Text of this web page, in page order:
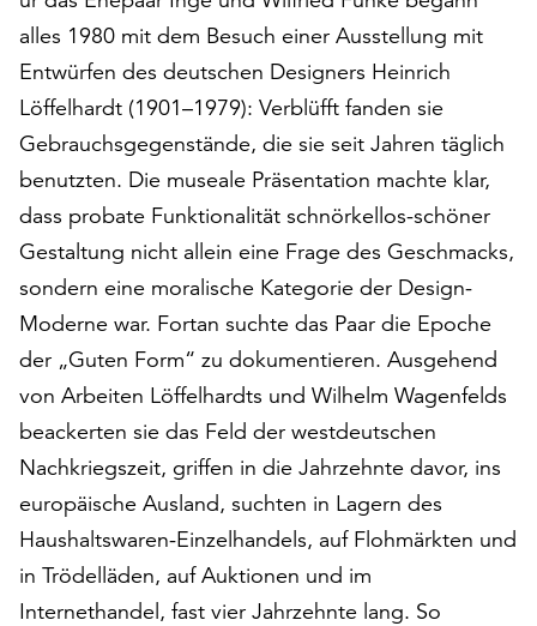
auf
„Alle
akzeptieren“,
um
alle
zu
akzeptieren.
Sie
können
Ihr
Einverständnis
jederzeit
ändern
und
widerrufen.
Dafür
Ihnen
am
Ende
der
alles 1980 mit dem Besuch einer Ausstellung mit
Entwürfen des deutschen Designers Heinrich
Löffelhardt (1901–1979): Verblüfft fanden sie
Gebrauchsgegenstände, die sie seit Jahren täglich
benutzten. Die museale Präsentation machte klar,
dass probate Funktionalität schnörkellos-schöner
Gestaltung nicht allein eine Frage des Geschmacks,
sondern eine moralische Kategorie der Design-
Moderne war. Fortan suchte das Paar die Epoche
der „Guten Form“ zu dokumentieren. Ausgehend
von Arbeiten Löffelhardts und Wilhelm Wagenfelds
beackerten sie das Feld der westdeutschen
Nachkriegszeit, griffen in die Jahrzehnte davor, ins
europäische Ausland, suchten in Lagern des
Haushaltswaren-Einzelhandels, auf Flohmärkten und
in Trödelläden, auf Auktionen und im
Internethandel, fast vier Jahrzehnte lang. So